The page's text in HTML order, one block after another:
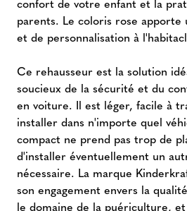
parents. Le coloris rose apporte
et de personnalisation à
Ce rehausseur est la solution
soucieux de la sécurité et du
en voiture. Il est léger, facile à
installer dans n'importe quel
compact ne prend pas trop de
d'installer éventuellement un
nécessaire. La marque
son engagement envers la
le domaine de la puériculture,